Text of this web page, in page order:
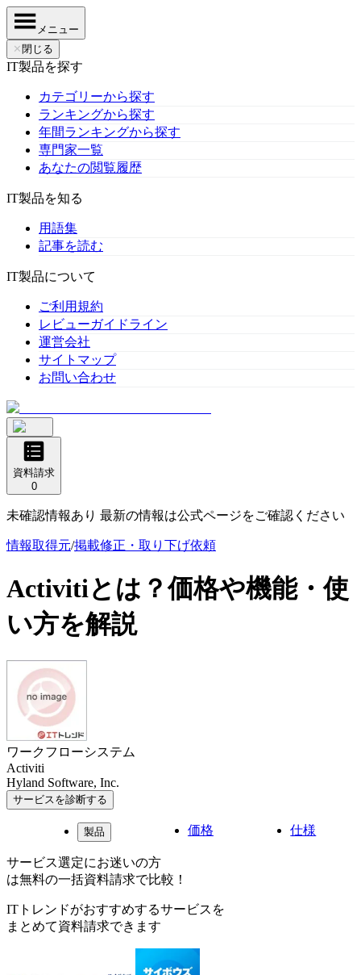
メニュー
✕ 閉じる
IT製品を探す
カテゴリーから探す
ランキングから探す
年間ランキングから探す
専門家一覧
あなたの閲覧履歴
IT製品を知る
用語集
記事を読む
IT製品について
ご利用規約
レビューガイドライン
運営会社
サイトマップ
お問い合わせ
資料請求
0
未確認情報あり 最新の情報は公式ページをご確認ください
情報取得元/掲載修正・取り下げ依頼
Activitiとは？価格や機能・使
い方を解説
ワークフローシステム
Activiti
Hyland Software, Inc.
サービスを診断する
製品 価格 仕様
サービス選定にお迷いの方
は無料の一括資料請求で比較！
ITトレンドがおすすめするサービスを
まとめて資料請求できます